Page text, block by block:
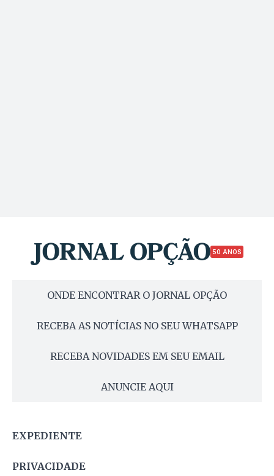
50 ANOS
ONDE ENCONTRAR O JORNAL OPÇÃO
RECEBA AS NOTÍCIAS NO SEU WHATSAPP
RECEBA NOVIDADES EM SEU EMAIL
ANUNCIE AQUI
EXPEDIENTE
PRIVACIDADE